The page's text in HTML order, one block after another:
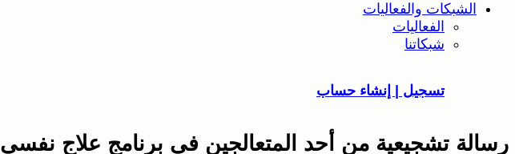
الشبكات والفعاليات
الفعاليات
شبكاتنا
تسجيل | إنشاء حساب
رسالة تشجيعية من أحد المتعالجين في برنامج علاج نفسي